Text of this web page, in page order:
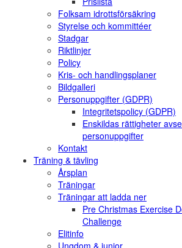
Folksam idrottsförsäkring
Styrelse och kommittéer
Stadgar
Riktlinjer
Policy
Kris- och handlingsplaner
Bildgalleri
Personuppgifter (GDPR)
Integritetspolicy (GDPR)
Enskildas rättigheter
personuppgifter
Kontakt
Träning & tävling
Årsplan
Träningar
Träningar att ladda ner
Pre Christmas Exercise
Challenge
Elitinfo